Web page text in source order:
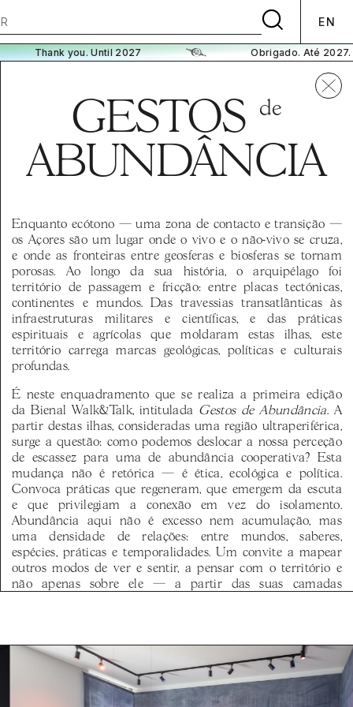
EN
Thank you. Until 2027 Obrigado. Até 2027.
GESTOS de
ABUNDÂNCIA
Enquanto ecótono — uma zona de contacto e transição —
os Açores são um lugar onde o vivo e o não-vivo se cruza,
e onde as fronteiras entre geosferas e biosferas se tornam
porosas. Ao longo da sua história, o arquipélago foi
território de passagem e fricção: entre placas tectónicas,
continentes e mundos. Das travessias transatlânticas às
infraestruturas militares e científicas, e das práticas
espirituais e agrícolas que moldaram estas ilhas, este
território carrega marcas geológicas, políticas e culturais
profundas.
É neste enquadramento que se realiza a primeira edição
da Bienal Walk&Talk, intitulada Gestos de Abundância. A
partir destas ilhas, consideradas uma região ultraperiférica,
surge a questão: como podemos deslocar a nossa perceção
de escassez para uma de abundância cooperativa? Esta
mudança não é retórica — é ética, ecológica e política.
Convoca práticas que regeneram, que emergem da escuta
e que privilegiam a conexão em vez do isolamento.
Abundância aqui não é excesso nem acumulação, mas
uma densidade de relações: entre mundos, saberes,
espécies, práticas e temporalidades. Um convite a mapear
outros modos de ver e sentir, a pensar com o território e
não apenas sobre ele — a partir das suas camadas
desestabilizações: colapso ambiental, tensões políticas
crescentes, retrocessos em direitos fundamentais e uma
fragmentação crescente do tecido social. Os mecanismos
que outrora sustentaram as nossas vidas revelam sinais de